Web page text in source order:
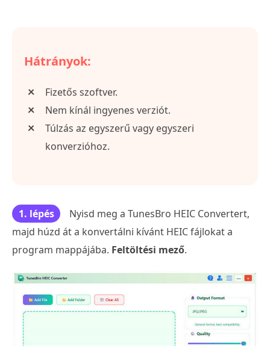
Hátrányok:
Fizetős szoftver.
Nem kínál ingyenes verziót.
Túlzás az egyszerű vagy egyszeri
konverzióhoz.
1. lépés
Nyisd meg a TunesBro HEIC Convertert,
majd húzd át a konvertálni kívánt HEIC fájlokat a
program mappájába. Feltöltési mező.